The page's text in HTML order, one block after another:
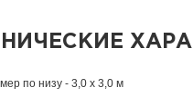
по низу - 3,0 х 3,0 м